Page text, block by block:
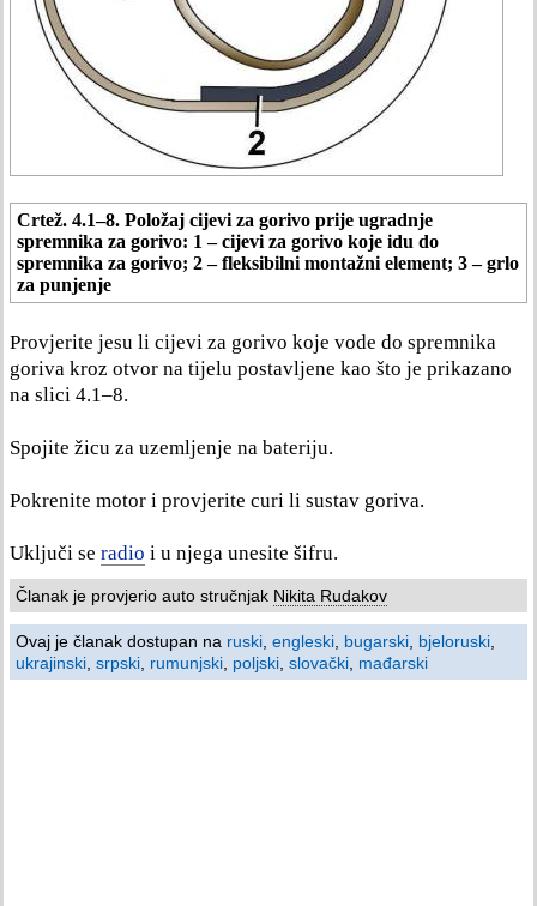
Crtež. 4.1–8. Položaj cijevi za gorivo prije ugradnje
spremnika za gorivo: 1 – cijevi za gorivo koje idu do
spremnika za gorivo; 2 – fleksibilni montažni element; 3 – grlo
za punjenje
Provjerite jesu li cijevi za gorivo koje vode do spremnika
goriva kroz otvor na tijelu postavljene kao što je prikazano
na slici 4.1–8.
Spojite žicu za uzemljenje na bateriju.
Pokrenite motor i provjerite curi li sustav goriva.
Uključi se radio i u njega unesite šifru.
Članak je provjerio auto stručnjak Nikita Rudakov
Ovaj je članak dostupan na ruski engleski bugarski bjeloruski
ukrajinski srpski rumunjski poljski slovački mađarski